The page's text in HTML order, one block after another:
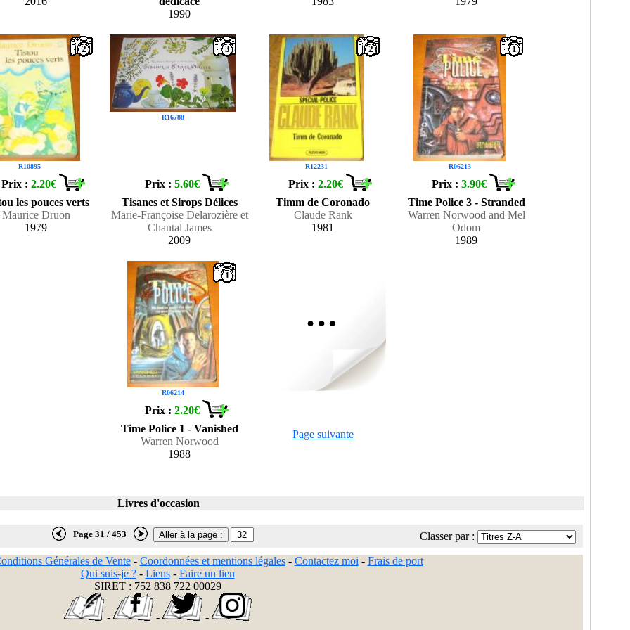
1990
R10895
2
Prix :2.20€
les pouces verts
Maurice Druon
1979
R16788
3
Prix :5.60€
Tisanes et Sirops Délices
Marie-Françoise Delarozière et
Chantal James
2009
R12231
2
Prix :2.20€
Timm de Coronado
Claude Rank
1981
R06213
1
Prix :3.90€
Time Police 3 - Stranded
Warren Norwood and Mel
Odom
1989
R06214
1
Prix :2.20€
Time Police 1 - Vanished
Warren Norwood
1988
Page suivante
Livres d'occasion
Page 31 / 453 Classer par :
Générales de Vente- Coordonnées et mentions légales- Contactez moi - Frais de port
Qui suis-je ?- Liens- Faire un lien
SIRET : 752 838 722 00029
- - -